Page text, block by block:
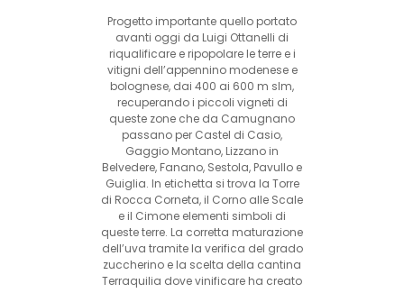
Progetto importante quello portato
avanti oggi da Luigi Ottanelli di
riqualificare e ripopolare le terre e i
vitigni dell’appennino modenese e
bolognese, dai 400 ai 600 m slm,
recuperando i piccoli vigneti di
queste zone che da Camugnano
passano per Castel di Casio,
Gaggio Montano, Lizzano in
Belvedere, Fanano, Sestola, Pavullo e
Guiglia. In etichetta si trova la Torre
di Rocca Corneta, il Corno alle Scale
e il Cimone elementi simboli di
queste terre. La corretta maturazione
dell’uva tramite la verifica del grado
zuccherino e la scelta della cantina
Terraquilia dove vinificare ha creato